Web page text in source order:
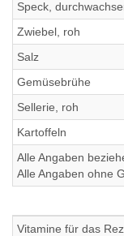
Speck,
Zwiebel, roh
Salz
Gemüsebrühe
Sellerie, roh
Kartoffeln
Alle Angaben
Alle Angaben ohne
Vitamine für das